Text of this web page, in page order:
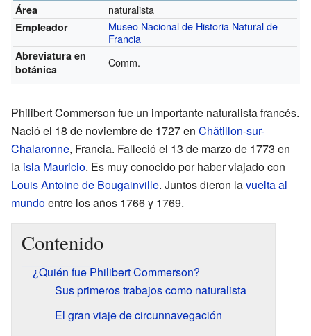
Área
naturalista
Empleador
Museo Nacional de Historia Natural de
Francia
Abreviatura en
botánica
Comm.
Philibert Commerson fue un importante naturalista francés.
Nació el 18 de noviembre de 1727 en Châtillon-sur-
Chalaronne, Francia. Falleció el 13 de marzo de 1773 en
la isla Mauricio. Es muy conocido por haber viajado con
Louis Antoine de Bougainville. Juntos dieron lavuelta al
mundoentre los años 1766 y 1769.
Contenido
¿Quién fue Philibert Commerson?
Sus primeros trabajos como naturalista
El gran viaje de circunnavegación